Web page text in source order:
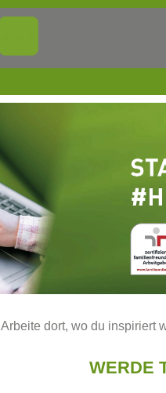
Arbeite dort, wo du inspiriert
WERDE